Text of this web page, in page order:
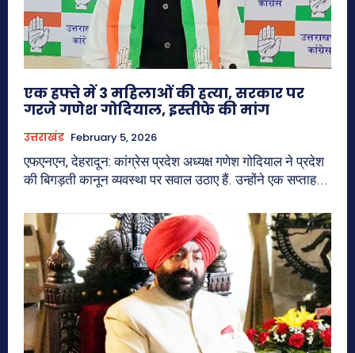
एक हफ्ते में 3 महिलाओं की हत्या, सरकार पर
गरजे गणेश गोदियाल, इस्तीफे की मांग
उत्तराखंड February 5, 2026
एफएनएन, देहरादून: कांग्रेस प्रदेश अध्यक्ष गणेश गोदियाल ने प्रदेश
की बिगड़ती कानून व्यवस्था पर सवाल उठाए हैं. उन्होंने एक सप्ताह...